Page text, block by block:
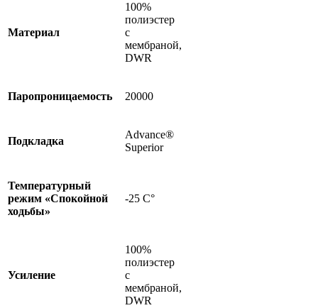
Материал
100%
полиэстер
с
мембраной,
DWR
Паропроницаемость 20000
Подкладка
Advance®
Superior
Температурный
режим «Спокойной
ходьбы»
-25 C°
Усиление
100%
полиэстер
с
мембраной,
DWR